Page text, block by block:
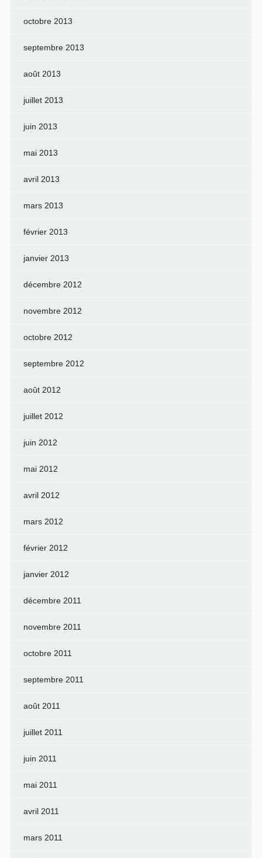
octobre 2013
septembre 2013
août 2013
juillet 2013
juin 2013
mai 2013
avril 2013
mars 2013
février 2013
janvier 2013
décembre 2012
novembre 2012
octobre 2012
septembre 2012
août 2012
juillet 2012
juin 2012
mai 2012
avril 2012
mars 2012
février 2012
janvier 2012
décembre 2011
novembre 2011
octobre 2011
septembre 2011
août 2011
juillet 2011
juin 2011
mai 2011
avril 2011
mars 2011